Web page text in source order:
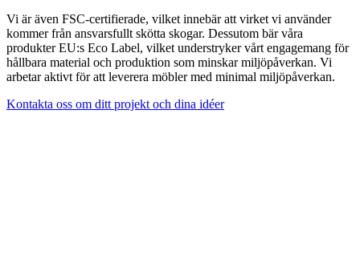
Vi är även FSC-certifierade, vilket innebär att virket vi använder
kommer från ansvarsfullt skötta skogar. Dessutom bär våra
produkter EU:s Eco Label, vilket understryker vårt engagemang för
hållbara material och produktion som minskar miljöpåverkan. Vi
arbetar aktivt för att leverera möbler med minimal miljöpåverkan.
Kontakta oss om ditt projekt och dina idéer